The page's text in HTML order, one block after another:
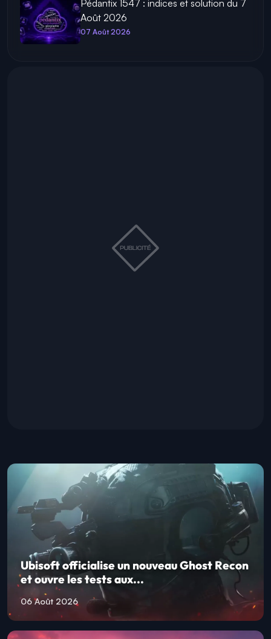
Pédantix 1547 : indices et solution du 7
Août 2026
07 Août 2026
Ubisoft officialise un nouveau Ghost Recon
et ouvre les tests aux...
06 Août 2026